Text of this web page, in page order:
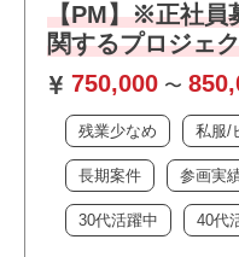
【PM】※正社
関するプロジェ
750,000 〜
残業少なめ 私服/
長期案件 参画実
30代活躍中 40代
必須スキル
・PM経験 5年以上
・英会話可能な方(日常
・N2レベル以上の日本
おすすめポイン